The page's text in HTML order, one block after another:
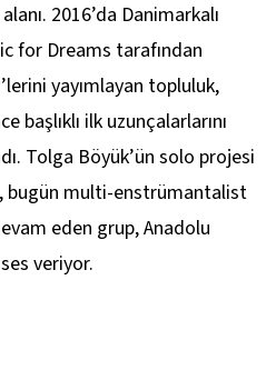
2016’da Danimarkalı
for Dreams tarafından
yayımlayan topluluk,
başlıklı ilk uzunçalarlarını
Tolga Böyük’ün solo projesi
bugün multi-enstrümantalist
eden grup, Anadolu
veriyor.